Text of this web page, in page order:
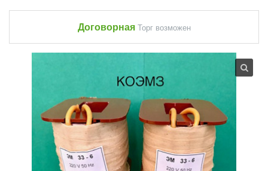
Договорная Торг возможен